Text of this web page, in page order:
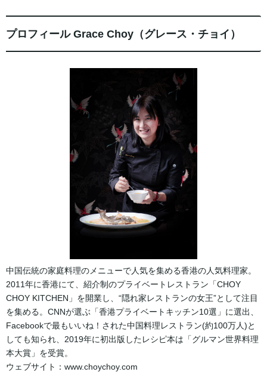
プロフィール Grace Choy（グレース・チョイ）
中国伝統の家庭料理のメニューで人気を集める香港の人気料理家。
2011年に香港にて、紹介制のプライベートレストラン「CHOY
CHOY KITCHEN」を開業し、“隠れ家レストランの女王”として注目
を集める。CNNが選ぶ「香港プライベートキッチン10選」に選出、
Facebookで最もいいね！された中国料理レストラン(約100万人)と
しても知られ、2019年に初出版したレシピ本は「グルマン世界料理
本大賞」を受賞。
ウェブサイト：www.choychoy.com